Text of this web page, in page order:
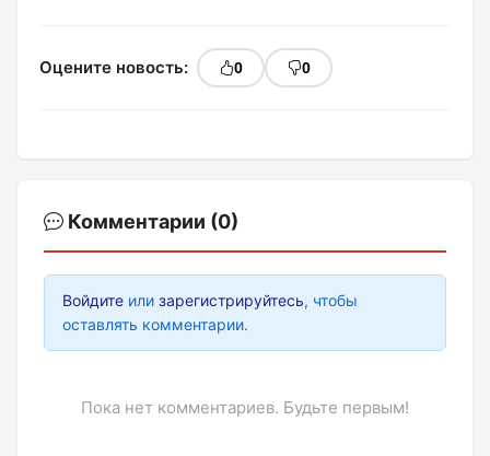
Оцените новость: 0 0
Комментарии (0)
Войдите или зарегистрируйтесь, чтобы
оставлять комментарии.
Пока нет комментариев. Будьте первым!